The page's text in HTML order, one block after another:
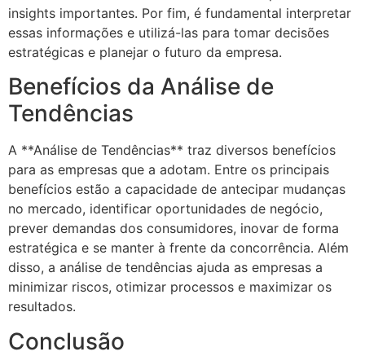
insights importantes. Por fim, é fundamental interpretar
essas informações e utilizá-las para tomar decisões
estratégicas e planejar o futuro da empresa.
Benefícios da Análise de
Tendências
A **Análise de Tendências** traz diversos benefícios
para as empresas que a adotam. Entre os principais
benefícios estão a capacidade de antecipar mudanças
no mercado, identificar oportunidades de negócio,
prever demandas dos consumidores, inovar de forma
estratégica e se manter à frente da concorrência. Além
disso, a análise de tendências ajuda as empresas a
minimizar riscos, otimizar processos e maximizar os
resultados.
Conclusão